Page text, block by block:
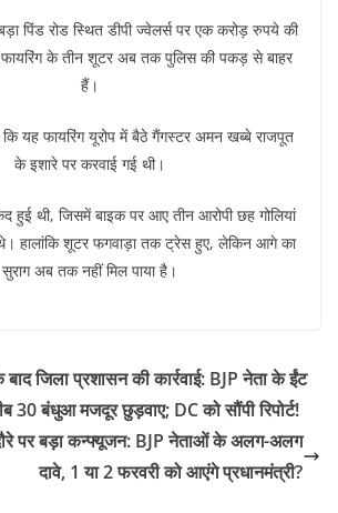
पिंड रोड स्थित डीपी ज्वेलर्स पर एक करोड़ रुपये की
फायरिंग के तीन शूटर अब तक पुलिस की पकड़ से बाहर
हैं।
यह फायरिंग यूरोप में बैठे गैंगस्टर अमन खब्बे राजपूत
के इशारे पर करवाई गई थी।
हुई थी, जिसमें बाइक पर आए तीन आरोपी छह गोलियां
हालांकि शूटर फगवाड़ा तक ट्रेस हुए, लेकिन आगे का
सुराग अब तक नहीं मिल पाया है।
बाद जिला प्रशासन की कार्रवाई: BJP नेता के ईंट
30 बंधुआ मजदूर छुड़वाए; DC को सौंपी रिपोर्ट!
पर बड़ा कन्फ्यूजन: BJP नेताओं के अलग-अलग
दावे, 1 या 2 फरवरी को आएंगे प्रधानमंत्री?